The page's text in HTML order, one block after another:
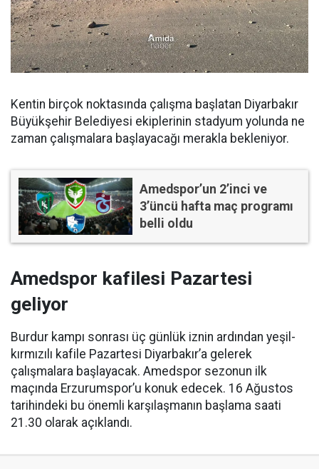
Kentin birçok noktasında çalışma başlatan Diyarbakır
Büyükşehir Belediyesi ekiplerinin stadyum yolunda ne
zaman çalışmalara başlayacağı merakla bekleniyor.
Amedspor’un 2’inci ve
3’üncü hafta maç programı
belli oldu
Amedspor kafilesi Pazartesi
geliyor
Burdur kampı sonrası üç günlük iznin ardından yeşil-
kırmızılı kafile Pazartesi Diyarbakır’a gelerek
çalışmalara başlayacak. Amedspor sezonun ilk
maçında Erzurumspor’u konuk edecek. 16 Ağustos
tarihindeki bu önemli karşılaşmanın başlama saati
21.30 olarak açıklandı.